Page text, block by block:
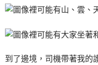
到了邊境，司機帶著我的